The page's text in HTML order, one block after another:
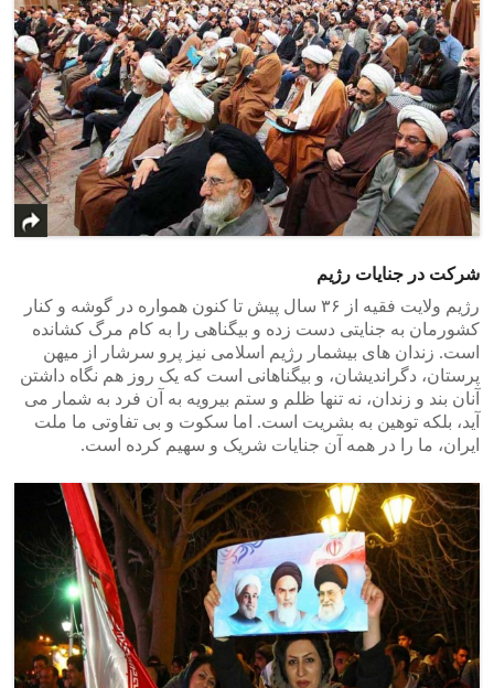
شرکت در جنایات رژیم
رژیم ولایت فقیه از ۳۶ سال پیش تا کنون همواره در گوشه و کنار
کشورمان به جنایتی دست زده و بیگناهی را به کام مرگ کشانده
است. زندان های بیشمار رژیم اسلامی نیز پرو سرشار از میهن
پرستان، دگراندیشان، و بیگناهانی است که یک روز هم نگاه داشتن
آنان بند و زندان، نه تنها ظلم و ستم بیرویه به آن فرد به شمار می
آید، بلکه توهین به بشریت است. اما سکوت و بی تفاوتی ما ملت
ایران، ما را در همه آن جنایات شریک و سهیم کرده است.